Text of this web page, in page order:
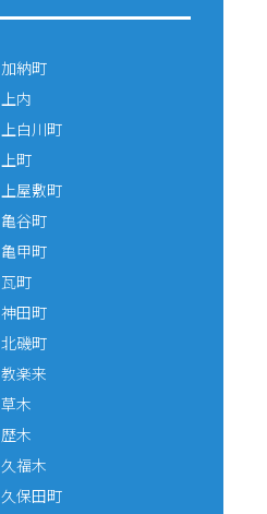
加納町
上内
上白川町
上町
上屋敷町
亀谷町
亀甲町
瓦町
神田町
北磯町
教楽来
草木
歴木
久福木
久保田町